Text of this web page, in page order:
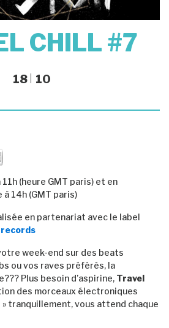
CHILL #7
18 10
(heure GMT paris) et en
14h (GMT paris)
en partenariat avec le label
records
week-end sur des beats
ou vos raves préférés, la
Plus besoin d’aspirine, Travel
des morceaux électroniques
tranquillement, vous attend chaque